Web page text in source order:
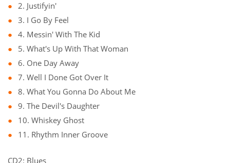
2. Justifyin'
3. I Go By Feel
4. Messin' With The Kid
5. What's Up With That Woman
6. One Day Away
7. Well I Done Got Over It
8. What You Gonna Do About Me
9. The Devil's Daughter
10. Whiskey Ghost
11. Rhythm Inner Groove
CD2: Blues